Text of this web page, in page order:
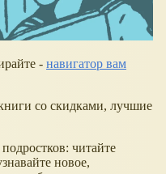
- навигатор вам
со скидками, лучшие
читайте
новое,